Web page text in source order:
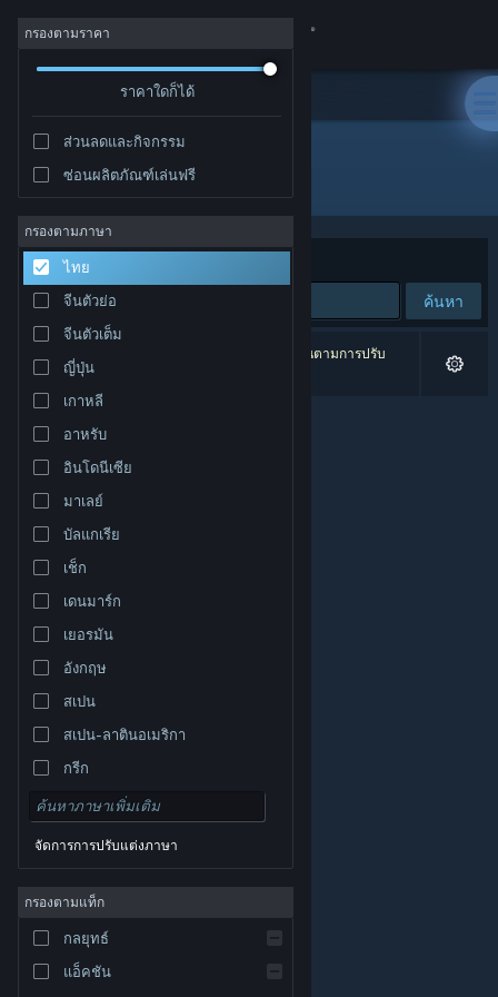
เข้าสู่ระบบ
ชุมชน
เกี่ยวกับ
ฝ่ายสนับสนุน
เปลี่ยนภาษา
รับแอป Steam แบบพกพา
ชมเว็บไซต์สำหรับเดสก์ท็อป
© Valve Corporation สงวนลิขสิทธิ์ เครื่องหมายการค้า
และประเทศอื่น
นโยบายความเป็นส่วนตัว
การช่วยการเข้าถึง|
Steam| การคืนเงิน
กรองตามราคา
ราคาใดก็ได้
ส่วนลดและกิจกรรม
ซ่อนผลิตภัณฑ์เล่นฟรี
กรองตามภาษา
ไทย
จีนตัวย่อ
จีนตัวเต็ม
ญี่ปุ่น
เกาหลี
อาหรับ
อินโดนีเซีย
มาเลย์
บัลแกเรีย
เช็ก
เดนมาร์ก
เยอรมัน
อังกฤษ
สเปน
สเปน-ลาตินอเมริกา
กรีก
จัดการการปรับแต่งภาษา
กรองตามแท็ก
กลยุทธ์
แอ็คชัน
ผู้พัฒนา: Ran
จัดเรียงตาม
ค้นหา
0 ผลลัพธ์ตรงกับที่คุณค้นหา 2 ผลิตภัณฑ์ได้ถูกละเว้นตามการปรับ
แต่งของคุณ